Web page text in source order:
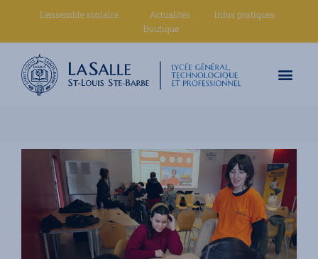
L’ensemble scolaire Actualités
Infos pratiques
Boutique